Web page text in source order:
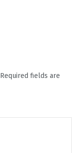
Required fields are